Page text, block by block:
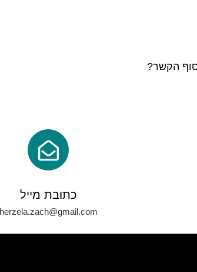
הקשר?
כתובת מייל
herzela.zach@gmail.com